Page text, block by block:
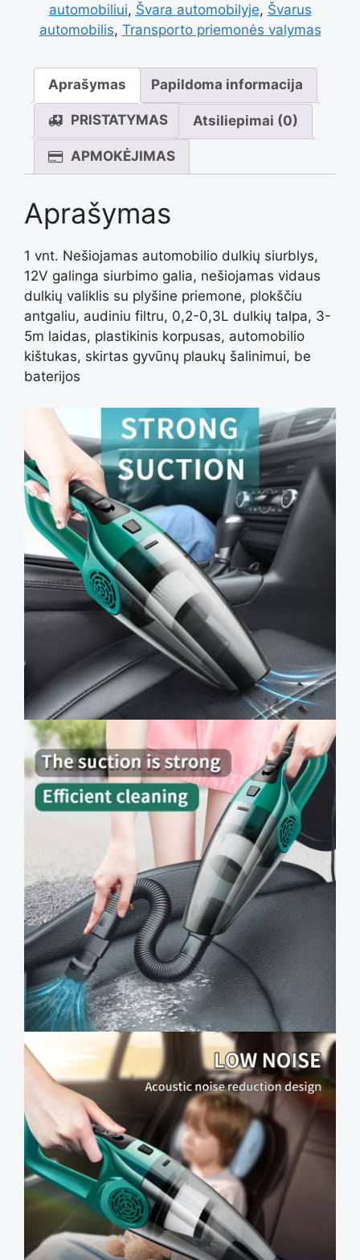
automobiliui, Švara automobilyje, Švarus
automobilis, Transporto priemonės valymas
Aprašymas Papildoma informacija
PRISTATYMAS Atsiliepimai (0)
APMOKĖJIMAS
Aprašymas
1 vnt. Nešiojamas automobilio dulkių siurblys,
12V galinga siurbimo galia, nešiojamas vidaus
dulkių valiklis su plyšine priemone, plokščiu
antgaliu, audiniu filtru, 0,2-0,3L dulkių talpa, 3-
5m laidas, plastikinis korpusas, automobilio
kištukas, skirtas gyvūnų plaukų šalinimui, be
baterijos